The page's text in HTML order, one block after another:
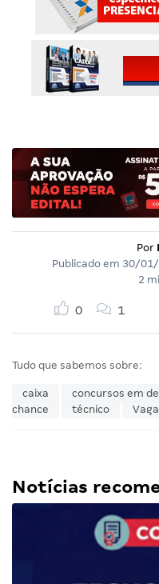
Por
Publicado em 30/
2
0 1
Tudo que sabemos sobre:
caixa concursos em
chance
técnico
Notícias